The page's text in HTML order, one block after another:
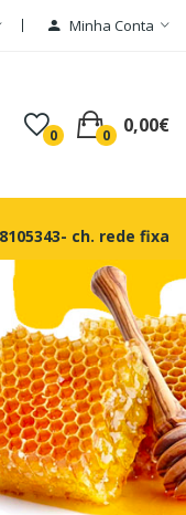
Minha Conta
0 0 0,00€
ch. rede fixa